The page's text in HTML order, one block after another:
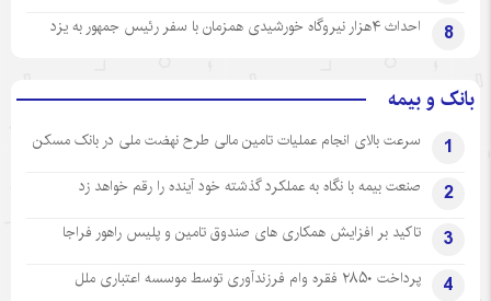
8 احداث ۴هزار نیروگاه خورشیدی همزمان با سفر رئیس جمهور به یزد
بانک و بیمه
1 سرعت بالای انجام عملیات تامین مالی طرح نهضت ملی در بانک مسکن
2 صنعت بیمه با نگاه به عملکرد گذشته خود آینده را رقم خواهد زد
3 تاکید بر افزایش همکاری های صندوق تامین و پلیس راهور فراجا
4 پرداخت ۲۸۵۰ فقره وام فرزندآوری توسط موسسه اعتباری ملل